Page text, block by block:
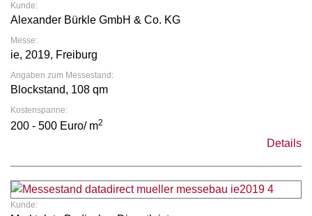
Kunde:
Alexander Bürkle GmbH & Co. KG
Messe:
ie, 2019, Freiburg
Angaben zum Messestand:
Blockstand, 108 qm
Kostenspanne:
200 - 500 Euro/ m2
Details
Kunde: